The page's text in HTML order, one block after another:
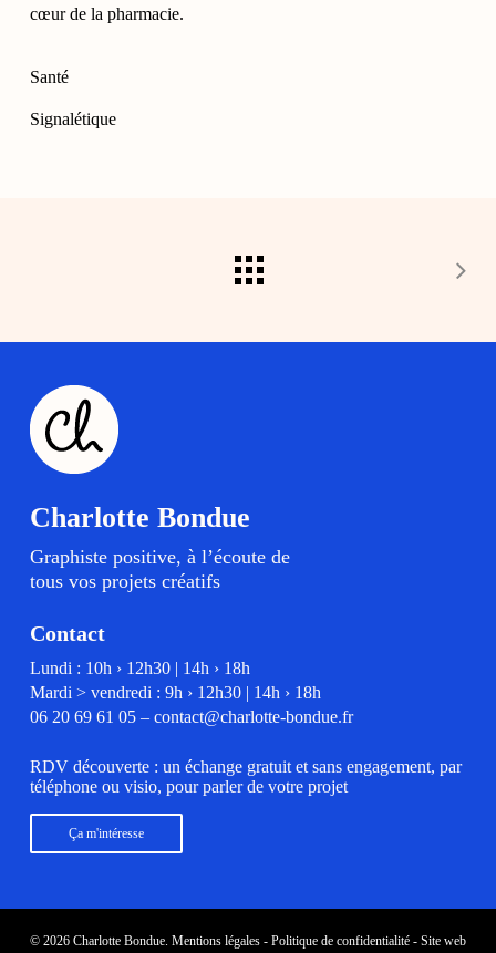
cœur de la pharmacie.
Santé
Signalétique
Charlotte Bondue
Graphiste positive, à l’écoute de
tous vos projets créatifs
Contact
Lundi : 10h › 12h30 | 14h › 18h
Mardi > vendredi : 9h › 12h30 | 14h › 18h
06 20 69 61 05– contact@charlotte-bondue.fr
RDV découverte : un échange gratuit et sans engagement, par
téléphone ou visio, pour parler de votre projet
Ça m'intéresse
© 2026 Charlotte Bondue. Mentions légales- Politique de confidentialité- Site web